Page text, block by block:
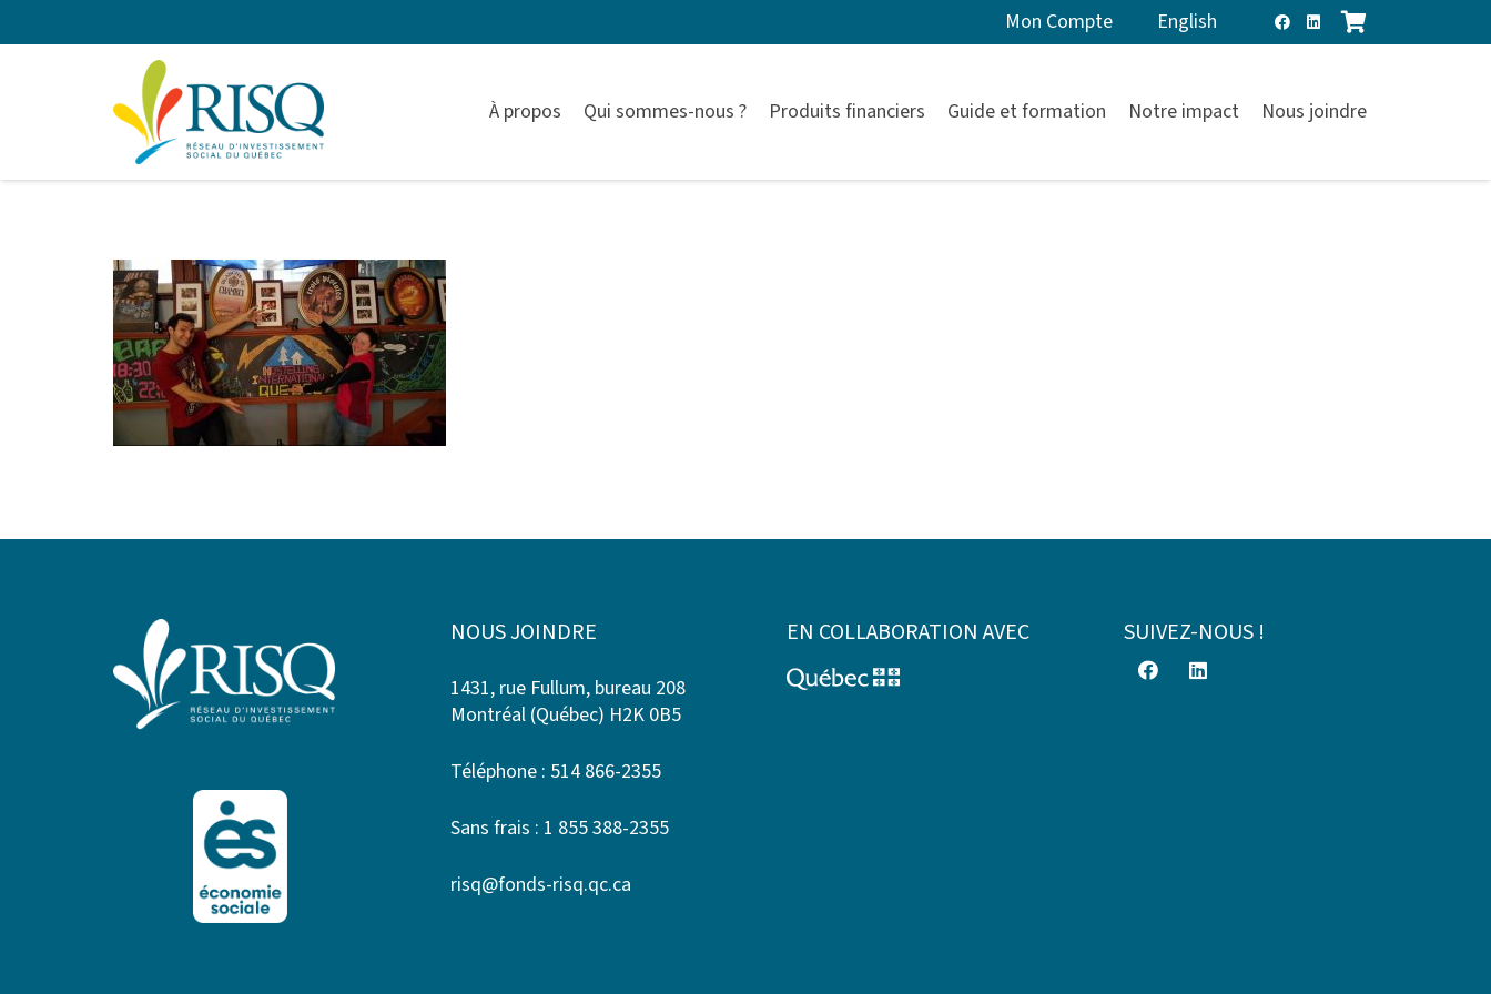
Mon Compte English
À propos Qui sommes-nous ? Produits financiers Guide et formation Notre impact Nous joindre
NOUS JOINDRE
1431, rue Fullum, bureau 208
Montréal (Québec) H2K 0B5
Téléphone : 514 866-2355
Sans frais : 1 855 388-2355
risq@fonds-risq.qc.ca
EN COLLABORATION AVEC SUIVEZ-NOUS !